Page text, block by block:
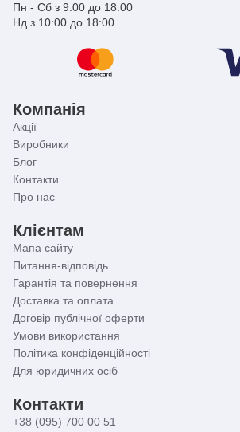
Пн - Сб з 9:00 до 18:00
Нд з 10:00 до 18:00
Компанія
Акції
Виробники
Блог
Контакти
Про нас
Клієнтам
Мапа сайту
Питання-відповідь
Гарантія та повернення
Доставка та оплата
Договір публічної оферти
Умови використання
Політика конфіденційності
Для юридичних осіб
Контакти
+38 (095) 700 00 51